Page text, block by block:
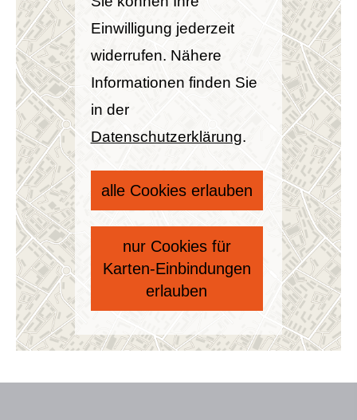
Einwilligung jederzeit
widerrufen. Nähere
Informationen finden Sie
in der
Datenschutzerklärung.
alle Cookies erlauben
nur Cookies für
Karten-Einbindungen
erlauben